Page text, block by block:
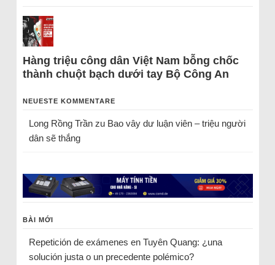
Hàng triệu công dân Việt Nam bỗng chốc
thành chuột bạch dưới tay Bộ Công An
NEUESTE KOMMENTARE
Long Rồng Trầnzu Bao vây dư luận viên – triệu người
dân sẽ thắng
BÀI MỚI
Repetición de exámenes en Tuyên Quang: ¿una
solución justa o un precedente polémico?